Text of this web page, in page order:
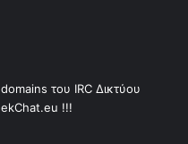
του IRC Δικτύου
!!!